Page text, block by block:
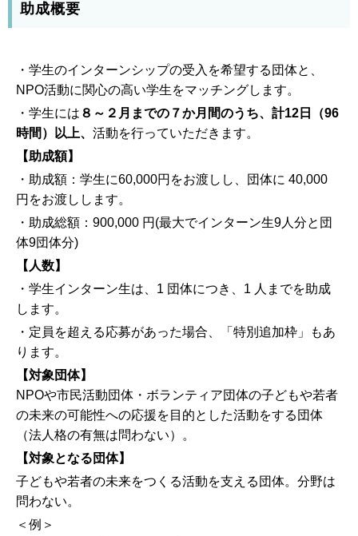
助成概要
・学生のインターンシップの受入を希望する団体と、
NPO活動に関心の高い学生をマッチングします。
・学生には ８～２月までの７か月間のうち、計12日（96
時間）以上、 活動を行っていただきます。
【助成額】
・助成額：学生に60,000円をお渡しし、団体に 40,000
円をお渡しします。
・助成総額：900,000 円(最大でインターン生9人分と団
体9団体分)
【人数】
・学生インターン生は、1 団体につき、1 人までを助成
します。
・定員を超える応募があった場合、「特別追加枠」もあ
ります。
【対象団体】
NPOや市民活動団体・ボランティア団体の子どもや若者
の未来の可能性への応援を目的とした活動をする団体
（法人格の有無は問わない）。
【対象となる団体】
子どもや若者の未来をつくる活動を支える団体。分野は
問わない。
＜例＞